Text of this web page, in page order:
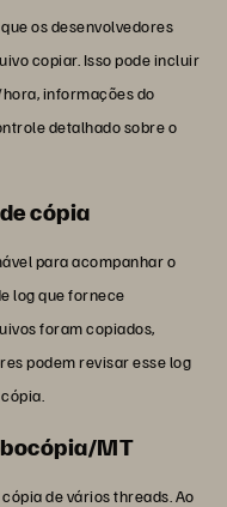
os desenvolvedores
copiar. Isso pode incluir
informações do
detalhado sobre o
cópia
para acompanhar o
log que fornece
foram copiados,
podem revisar esse log
MT
de vários threads. Ao